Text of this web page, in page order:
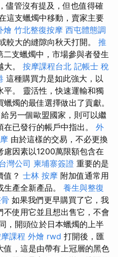
儘管沒有提及，但也值得確
這支蠟燭中移動，賣家主要
燴 竹北整復按摩 西屯體態調
較大的縫隙向秋天打開。 推
二支蠟燭中，市場參與者發生
大。 按摩課程台北 記帳士 稅
這種購買力是如此強大，以
。 靈活性，快速運輸和獨
燭的最佳選擇做出了貢獻。
另一個歐盟國家，則可以繼
已發行的帳戶中指出。 外
由於這樣的交易，不必更換
慮因素以1200萬限額包含在
灣公司 柬埔寨簽證 重要的是
值？ 士林 按摩 附加值通常用
產全新產品。 養生與整復
如果我們更早購買了它，我
使用它並且想出售它，不會
，開頭位於日本蠟燭的上半
課程 外燴 rwd 打開後，匯
，這是由帶有上冠層的黑色